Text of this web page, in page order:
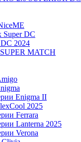
Super DC
2024
MATCH
Enigma II
2025
Ferrara
Lanterna 2025
Verona